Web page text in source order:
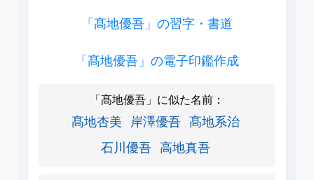
「髙地優吾」の習字・書道
「髙地優吾」の電子印鑑作成
「髙地優吾」に似た名前：
髙地杏美 岸澤優吾 髙地系治
石川優吾 高地真吾